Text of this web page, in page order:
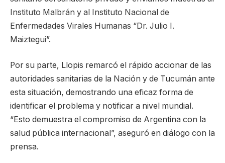
Instituto Malbrán y al Instituto Nacional de
Enfermedades Virales Humanas “Dr. Julio I.
Maiztegui”.
Por su parte, Llopis remarcó el rápido accionar de las
autoridades sanitarias de la Nación y de Tucumán ante
esta situación, demostrando una eficaz forma de
identificar el problema y notificar a nivel mundial.
“Esto demuestra el compromiso de Argentina con la
salud pública internacional”, aseguró en diálogo con la
prensa.